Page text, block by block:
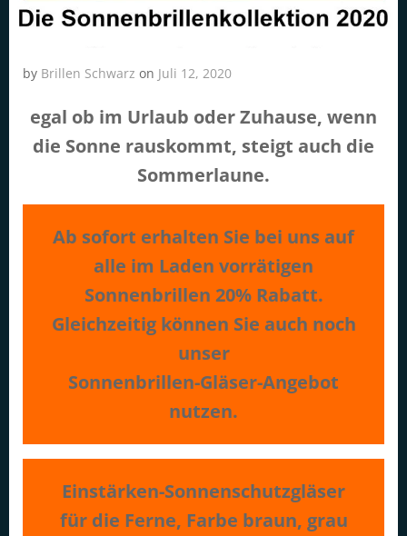
by Brillen Schwarz on Juli 12, 2020
egal ob im Urlaub oder Zuhause, wenn
die Sonne rauskommt, steigt auch die
Sommerlaune.
Ab sofort erhalten Sie bei uns auf
alle im Laden vorrätigen
Sonnenbrillen 20% Rabatt.
Gleichzeitig können Sie auch noch
unser
Sonnenbrillen-Gläser-Angebot
nutzen.
Einstärken-Sonnenschutzgläser
für die Ferne, Farbe braun, grau